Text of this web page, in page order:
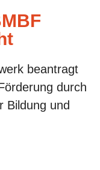
beantragt
durch
Bildung und